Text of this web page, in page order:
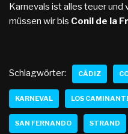
Karnevals ist alles teuer und
müssen wir bis Conil de la
Schlagwörter: CÁDIZ
KARNEVAL LOS
SAN FERNANDO STRAND